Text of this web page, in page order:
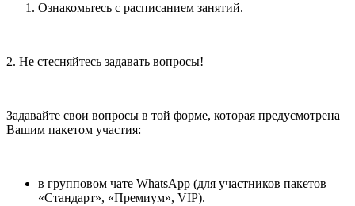
Ознакомьтесь с расписанием занятий.
2. Не стесняйтесь задавать вопросы!
Задавайте свои вопросы в той форме, которая предусмотрена
Вашим пакетом участия:
в групповом чате WhatsApp (для участников пакетов
«Стандарт», «Премиум», VIP).